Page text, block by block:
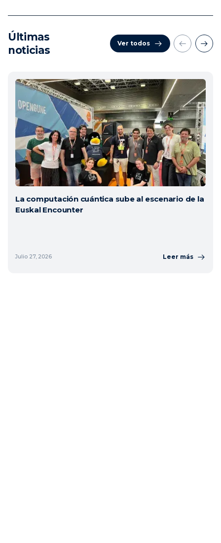
Últimas
noticias
Ver todos
La computación cuántica sube al escenario de la
Euskal Encounter
Julio 27, 2026 Leer más